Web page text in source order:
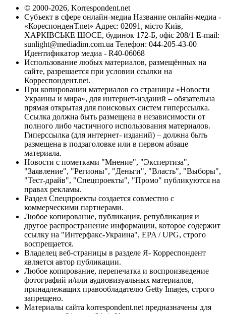
© 2000-2026, Korrespondent.net
Субъект в сфере онлайн-медиа Название онлайн-медиа -
«КореспонденТ.net» Адрес: 02091, місто Київ,
ХАРКІВСЬКЕ ШОСЕ, будинок 172-Б, офіс 208/1 E-mail:
sunlight@mediadim.com.ua Телефон: 044-205-43-00
Идентификатор медиа - R40-06068
Использование любых материалов, размещённых на
сайте, разрешается при условии ссылки на
Корреспондент.net.
При копировании материалов со страницы «Новости
Украины и мира», для интернет-изданий – обязательна
прямая открытая для поисковых систем гиперссылка.
Ссылка должна быть размещена в независимости от
полного либо частичного использования материалов.
Гиперссылка (для интернет- изданий) – должна быть
размещена в подзаголовке или в первом абзаце
материала.
Новости с пометками "Мнение", "Экспертиза",
"Заявление", "Регионы", "Деньги", "Власть", "Выборы",
"Тест-драйв", "Спецпроекты", "Промо" публикуются на
правах рекламы.
Раздел Спецпроекты создается совместно с
коммерческими партнерами.
Любое копирование, публикация, републикация и
другое распространение информации, которое содержит
ссылку на "Интерфакс-Украина", EPA / UPG, строго
воспрещается.
Владелец веб-страницы в разделе Я- Корреспондент
является автор публикации.
Любое копирование, перепечатка и воспроизведение
фотографий и/или аудиовизуальных материалов,
принадлежащих правообладателю Getty Images, строго
запрещено.
Материалы сайта korrespondent.net предназначены для